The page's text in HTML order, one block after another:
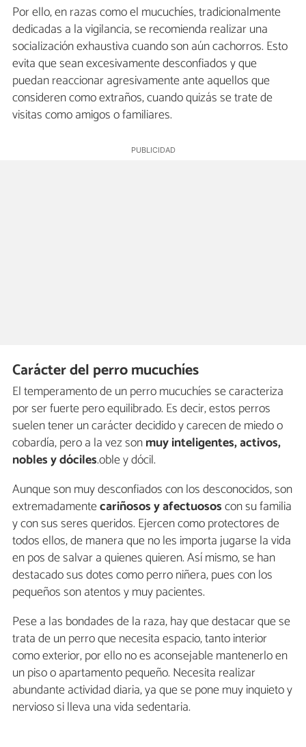
Por ello, en razas como el mucuchíes, tradicionalmente
dedicadas a la vigilancia, se recomienda realizar una
socialización exhaustiva cuando son aún cachorros. Esto
evita que sean excesivamente desconfiados y que
puedan reaccionar agresivamente ante aquellos que
consideren como extraños, cuando quizás se trate de
visitas como amigos o familiares.
Carácter del perro mucuchíes
El temperamento de un perro mucuchíes se caracteriza
por ser fuerte pero equilibrado. Es decir, estos perros
suelen tener un carácter decidido y carecen de miedo o
cobardía, pero a la vez sonmuy inteligentes, activos,
nobles y dóciles.oble y dócil.
Aunque son muy desconfiados con los desconocidos, son
extremadamentecariñosos y afectuososcon su familia
y con sus seres queridos. Ejercen como protectores de
todos ellos, de manera que no les importa jugarse la vida
en pos de salvar a quienes quieren. Así mismo, se han
destacado sus dotes como perro niñera, pues con los
pequeños son atentos y muy pacientes.
Pese a las bondades de la raza, hay que destacar que se
trata de un perro que necesita espacio, tanto interior
como exterior, por ello no es aconsejable mantenerlo en
un piso o apartamento pequeño. Necesita realizar
abundante actividad diaria, ya que se pone muy inquieto y
nervioso si lleva una vida sedentaria.